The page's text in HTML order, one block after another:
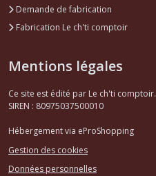
Demande de fabrication
Fabrication Le ch'ti comptoir
Mentions légales
Ce site est édité par Le ch'ti comptoir.
SIREN : 80975037500010
Hébergement via eProShopping
Gestion des cookies
Données personnelles